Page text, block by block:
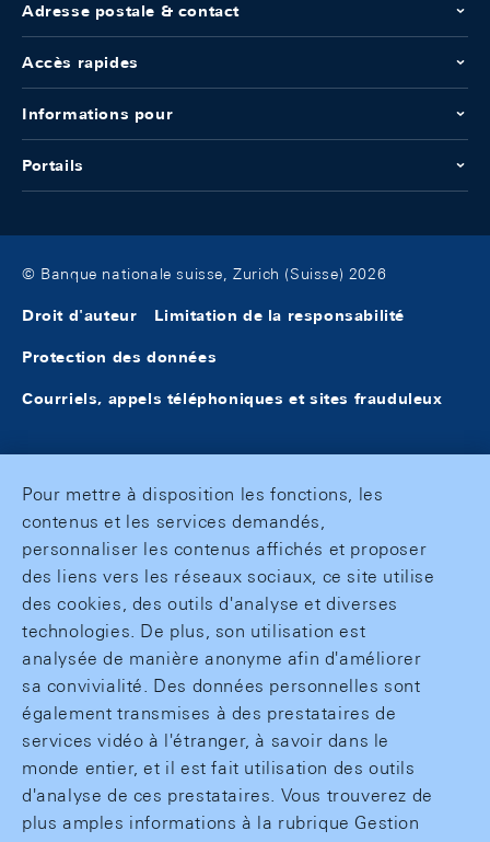
Adresse postale & contact
Accès rapides
Informations pour
Portails
© Banque nationale suisse, Zurich (Suisse) 2026
Droit d'auteur Limitation de la responsabilité
Protection des données
Courriels, appels téléphoniques et sites frauduleux
Pour mettre à disposition les fonctions, les
contenus et les services demandés,
personnaliser les contenus affichés et proposer
des liens vers les réseaux sociaux, ce site utilise
des cookies, des outils d'analyse et diverses
technologies. De plus, son utilisation est
analysée de manière anonyme afin d'améliorer
sa convivialité. Des données personnelles sont
également transmises à des prestataires de
services vidéo à l'étranger, à savoir dans le
monde entier, et il est fait utilisation des outils
d'analyse de ces prestataires. Vous trouverez de
plus amples informations à la rubrique Gestion